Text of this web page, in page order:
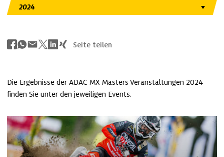
Seite teilen
Die Ergebnisse der ADAC MX Masters Veranstaltungen 2024
finden Sie unter den jeweiligen Events.